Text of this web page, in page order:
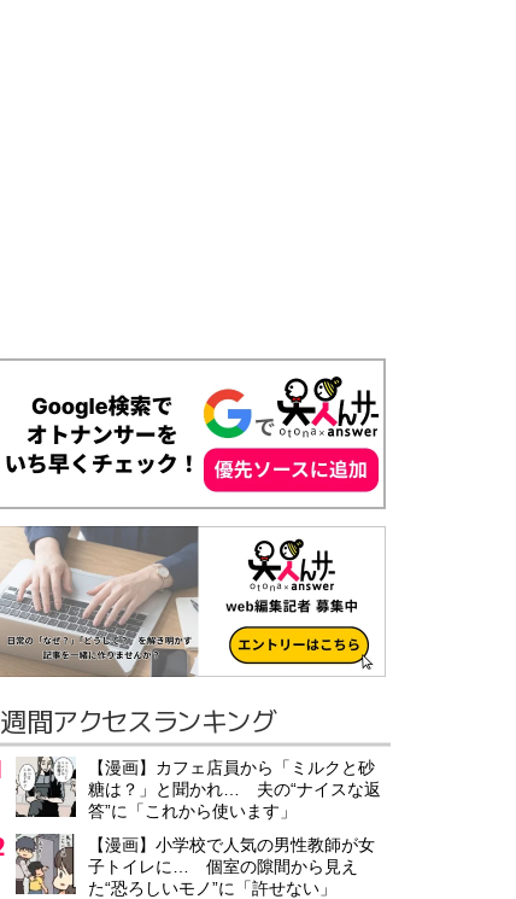
週間アクセスランキング
【漫画】カフェ店員から「ミルクと砂
糖は？」と聞かれ… 夫の“ナイスな返
答”に「これから使います」
【漫画】小学校で人気の男性教師が女
子トイレに… 個室の隙間から見え
た“恐ろしいモノ”に「許せない」